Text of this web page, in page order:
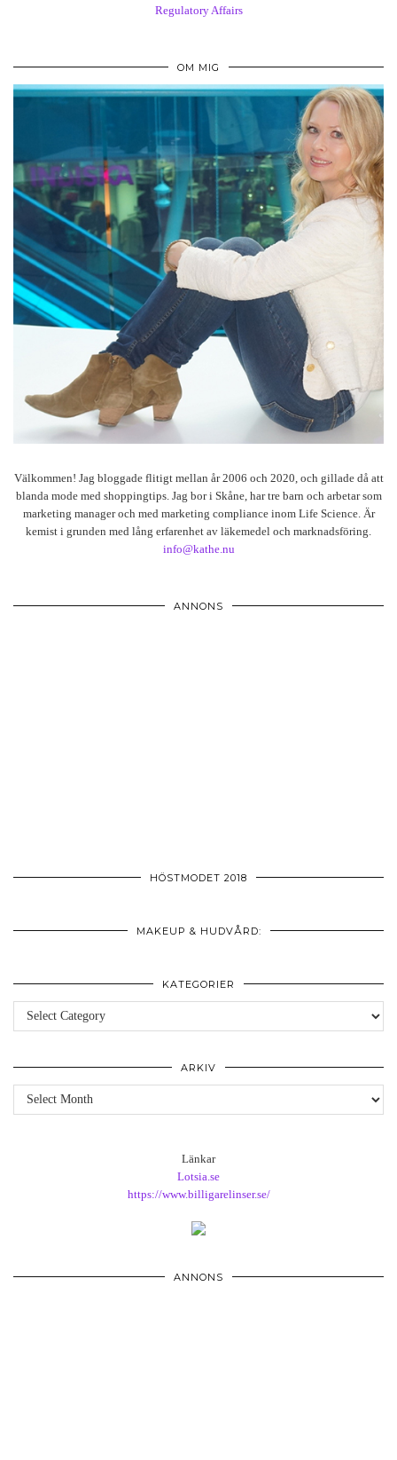
Regulatory Affairs
OM MIG
Välkommen! Jag bloggade flitigt mellan år 2006 och 2020, och gillade då att
blanda mode med shoppingtips. Jag bor i Skåne, har tre barn och arbetar som
marketing manager och med marketing compliance inom Life Science. Är
kemist i grunden med lång erfarenhet av läkemedel och marknadsföring.
info@kathe.nu
ANNONS
HÖSTMODET 2018
MAKEUP & HUDVÅRD:
KATEGORIER
Kategorier
ARKIV
Arkiv
Länkar
Lotsia.se
https://www.billigarelinser.se/
ANNONS